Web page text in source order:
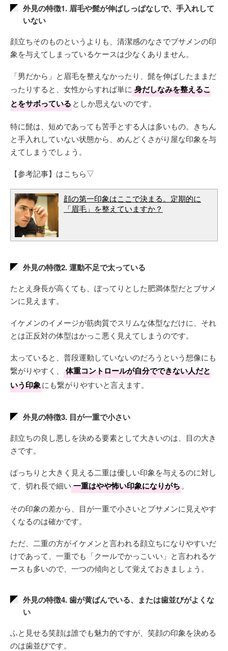
外見の特徴1. 眉毛や髭が伸ばしっぱなしで、手入れして
いない
顔立ちそのものというよりも、清潔感のなさでブサメンの印
象を与えてしまっているケースは少なくありません。
「男だから」と眉毛を整えなかったり、髭を伸ばしたままだ
ったりすると、女性からすれば単に 身だしなみを整えるこ
とをサボっているとしか思えないのです。
特に髭は、短めであっても苦手とする人は多いもの。きちん
と手入れしていない状態から、めんどくさがり屋な印象を与
えてしまうでしょう。
【参考記事】はこちら▽
顔の第一印象はここで決まる。定期的に
「眉毛」を整えていますか？
外見の特徴2. 運動不足で太っている
たとえ身長が高くても、ぼってりとした肥満体型だとブサメ
ンに見えます。
イケメンのイメージが筋肉質でスリムな体型なだけに、それ
とは正反対の体型はかっこ悪く見えてしまうのです。
太っていると、普段運動していないのだろうという想像にも
繋がりやすく、
体重コントロールが自分でできない人だと
いう印象にも繋がりやすいと言えます。
外見の特徴3. 目が一重で小さい
顔立ちの良し悪しを決める要素として大きいのは、目の大き
さです。
ぱっちりと大きく見える二重は優しい印象を与えるのに対し
て、切れ長で細い 一重はやや怖い印象になりがち。
その印象の差から、目が一重で小さいとブサメンに見えやす
くなるのは確かです。
ただ、二重の方がイケメンと言われる顔立ちになりやすいだ
けであって、一重でも「クールでかっこいい」と言われるケ
ースも多いので、一つの傾向として覚えておきましょう。
外見の特徴4. 歯が黄ばんでいる、または歯並びがよくな
い
ふと見せる笑顔は誰でも魅力的ですが、笑顔の印象を決める
のは歯並びです。